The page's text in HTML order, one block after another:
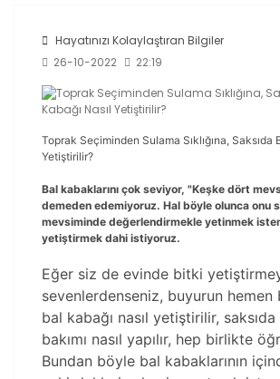
Hayatınızı Kolaylaştıran Bilgiler
26-10-2022
22:19
Toprak Seçiminden Sulama Sıklığına, Saksıda
Yetiştirilir?
Bal kabaklarını çok seviyor, "Keşke dört
demeden edemiyoruz. Hal böyle olunca onu
mevsiminde değerlendirmekle yetinmek
yetiştirmek dahi istiyoruz.
Eğer siz de evinde bitki
sevenlerdenseniz, buyurun hemen
bal kabağı nasıl yetiştirilir,
bakımı nasıl yapılır, hep birlikte
Bundan böyle bal kabaklarının